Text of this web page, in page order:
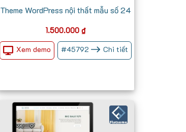
Theme WordPress nội thất mẫu số 24
1.500.000 ₫
Xem demo
#45792 Chi tiết